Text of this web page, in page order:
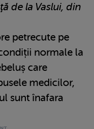
de la Vaslui, din
petrecute pe
normale la
care
medicilor,
sunt înafara